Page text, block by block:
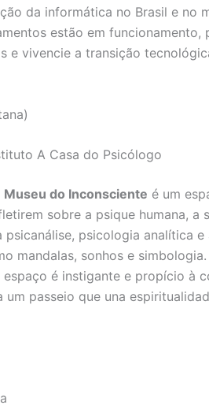
da informática no Brasil e no
estão em funcionamento,
e vivencie a transição
A Casa do Psicólogo
Museu do Inconsciente é um
sobre a psique humana, a
psicologia analítica e
mandalas, sonhos e
é instigante e propício à
um passeio que una